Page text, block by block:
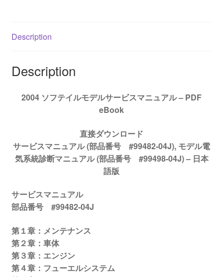
ー
ス
マ
#99482-
04J
quantity
Description
Description
2004 ソフテイルモデルサービスマニュアル – PDF
eBook
直接ダウンロード
サービスマニュアル (部品番号 #99482-04J), モデル電
気系統診断マニュアル (部品番号 #99498-04J) – 日本
語版
サービスマニュアル
部品番号 #99482-04J
第１章：メンテナンス
第２章：車体
第３章：エンジン
第４章：フューエルシステム